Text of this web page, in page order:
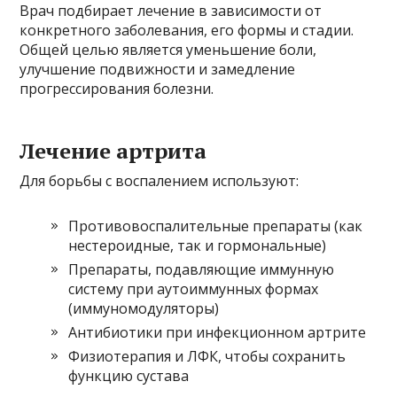
Врач подбирает лечение в зависимости от
конкретного заболевания, его формы и стадии.
Общей целью является уменьшение боли,
улучшение подвижности и замедление
прогрессирования болезни.
Лечение артрита
Для борьбы с воспалением используют:
Противовоспалительные препараты (как
нестероидные, так и гормональные)
Препараты, подавляющие иммунную
систему при аутоиммунных формах
(иммуномодуляторы)
Антибиотики при инфекционном артрите
Физиотерапия и ЛФК, чтобы сохранить
функцию сустава